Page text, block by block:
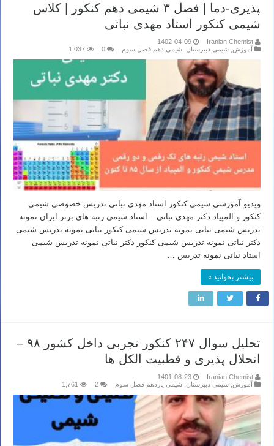
پذیری-دما | فصل ۳ شیمی دهم کنکور | کلاس
شیمی کنکور استاد مهدی نباتی
Iranian Chemist
1402-04-09
آموزش شیمی دبیرستان شیمی دهم فصل سوم 0
1,037
ویدیو آموزشی شیمی کنکور استاد مهدی نباتی تدریس خصوصی شیمی
کنکور و المپیاد دکتر مهدی نباتی – استاد شیمی رتبه های برتر ایران نمونه
تدریس شیمی نباتی نمونه تدریس شیمی کنکور نباتی نمونه تدریس شیمی
دکتر نباتی نمونه تدریس شیمی کنکور دکتر نباتی نمونه تدریس شیمی
استاد نباتی نمونه تدریس …
بیشتر بخوانید »
تحلیل سوال ۲۴۷ کنکور تجربی داخل کشور ۹۸ –
انحلال پذیری و قطبیت الکل ها
Iranian Chemist
1401-08-23
آموزش شیمی دبیرستان شیمی یازدهم فصل سوم 2
1,761